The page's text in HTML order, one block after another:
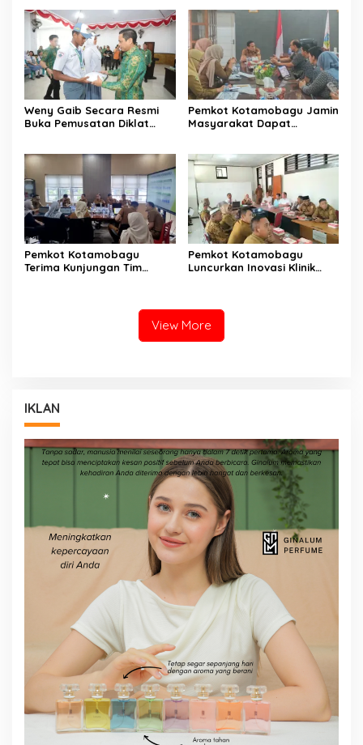
Tabrak Penonton
Weny Gaib Secara Resmi
Buka Pemusatan Diklat
Pemkot Kotamobagu Jamin
Masyarakat Dapat
Pemkot Kotamobagu
Terima Kunjungan Tim
Pemkot Kotamobagu
Luncurkan Inovasi Klinik
View More
IKLAN